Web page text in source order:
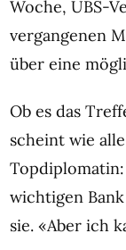
Woche, UBS-
vergangenen
über eine
Ob es das
scheint wie
wichtigen
sie. «Aber ich